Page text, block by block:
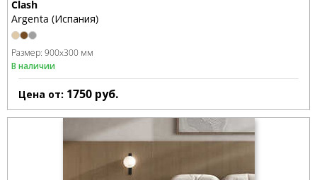
Clash
Argenta (Испания)
Размер: 900x300 мм
В наличии
Цена от: 1750 руб.